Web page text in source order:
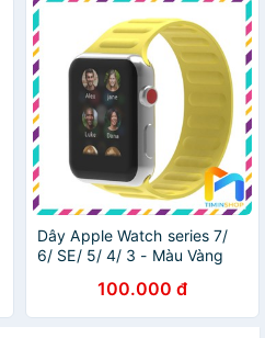
Dây Apple Watch series 7/
6/ SE/ 5/ 4/ 3 - Màu Vàng
100.000 đ